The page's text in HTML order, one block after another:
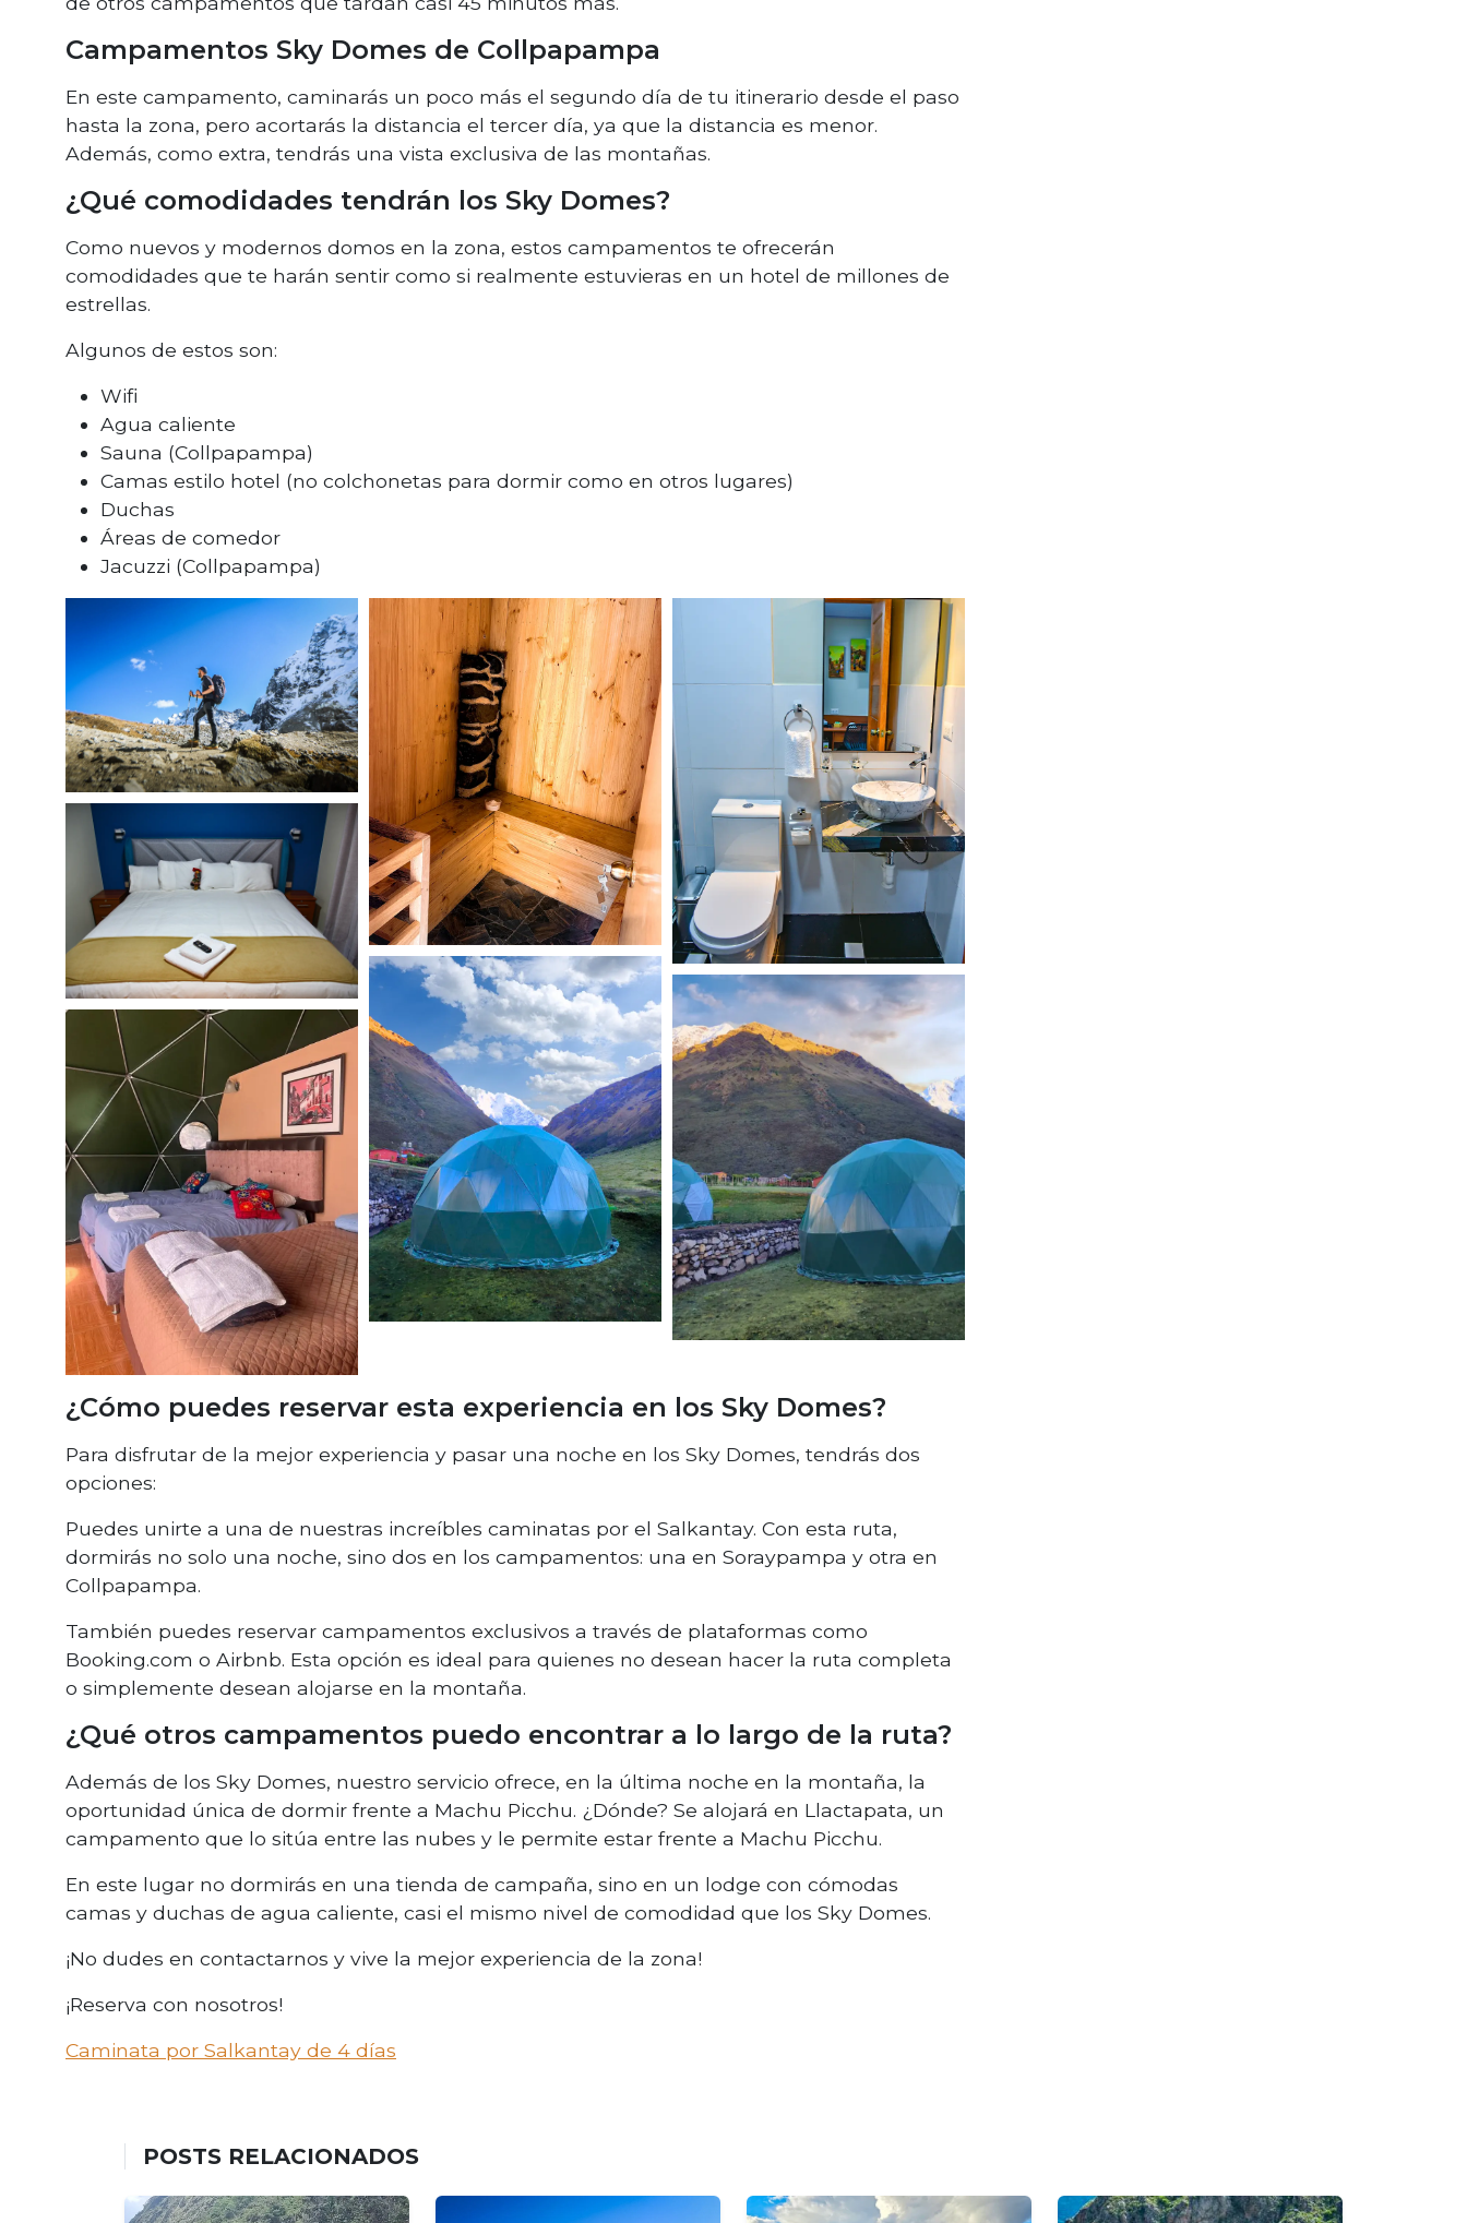
Campamentos Sky Domes de Collpapampa
En este campamento, caminarás un poco más el segundo día de tu itinerario desde el paso
hasta la zona, pero acortarás la distancia el tercer día, ya que la distancia es menor.
Además, como extra, tendrás una vista exclusiva de las montañas.
¿Qué comodidades tendrán los Sky Domes?
Como nuevos y modernos domos en la zona, estos campamentos te ofrecerán
comodidades que te harán sentir como si realmente estuvieras en un hotel de millones de
estrellas.
Algunos de estos son:
Wifi
Agua caliente
Sauna (Collpapampa)
Camas estilo hotel (no colchonetas para dormir como en otros lugares)
Duchas
Áreas de comedor
Jacuzzi (Collpapampa)
¿Cómo puedes reservar esta experiencia en los Sky Domes?
Para disfrutar de la mejor experiencia y pasar una noche en los Sky Domes, tendrás dos
opciones:
Puedes unirte a una de nuestras increíbles caminatas por el Salkantay. Con esta ruta,
dormirás no solo una noche, sino dos en los campamentos: una en Soraypampa y otra en
Collpapampa.
También puedes reservar campamentos exclusivos a través de plataformas como
Booking.com o Airbnb. Esta opción es ideal para quienes no desean hacer la ruta completa
o simplemente desean alojarse en la montaña.
¿Qué otros campamentos puedo encontrar a lo largo de la ruta?
Además de los Sky Domes, nuestro servicio ofrece, en la última noche en la montaña, la
oportunidad única de dormir frente a Machu Picchu. ¿Dónde? Se alojará en Llactapata, un
campamento que lo sitúa entre las nubes y le permite estar frente a Machu Picchu.
En este lugar no dormirás en una tienda de campaña, sino en un lodge con cómodas
camas y duchas de agua caliente, casi el mismo nivel de comodidad que los Sky Domes.
¡No dudes en contactarnos y vive la mejor experiencia de la zona!
¡Reserva con nosotros!
Caminata por Salkantay de 4 días
POSTS RELACIONADOS